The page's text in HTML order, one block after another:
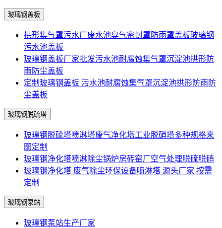
玻璃钢盖板
拱形集气罩污水厂废水池臭气密封罩防雨罩盖板玻璃钢
污水池盖板
玻璃钢盖板厂家批发污水池耐腐蚀集气罩沉淀池拱形防
雨防尘盖板
定制玻璃钢盖板 污水池耐腐蚀集气罩沉淀池拱形防雨防
尘盖板
玻璃钢脱硫塔
玻璃钢脱硫塔喷淋塔废气净化塔工业脱硝塔多种规格来
图定制
玻璃钢净化塔喷淋除尘锅炉房砖窑厂空气处理脱硫脱硝
玻璃钢净化塔 废气除尘环保设备喷淋塔 源头厂家 按需
定制
玻璃钢泵站
玻璃钢泵站生产厂家